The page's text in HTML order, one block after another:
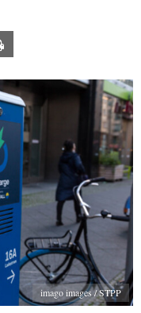
imago images / STPP